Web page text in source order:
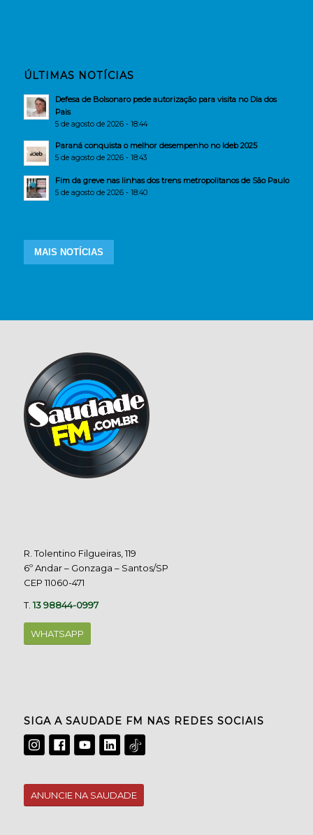
ÚLTIMAS NOTÍCIAS
Defesa de Bolsonaro pede autorização para visita no Dia dos
Pais
5 de agosto de 2026 - 18:44
Paraná conquista o melhor desempenho no Ideb 2025
5 de agosto de 2026 - 18:43
Fim da greve nas linhas dos trens metropolitanos de São Paulo
5 de agosto de 2026 - 18:40
MAIS NOTÍCIAS
R. Tolentino Filgueiras, 119
6º Andar – Gonzaga – Santos/SP
CEP 11060-471
T.13 98844-0997
WHATSAPP
SIGA A SAUDADE FM NAS REDES SOCIAIS
ANUNCIE NA SAUDADE